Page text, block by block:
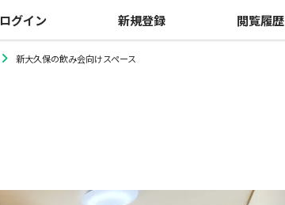
ログイン 新規登録 閲覧履歴
新大久保の飲み会向けスペース